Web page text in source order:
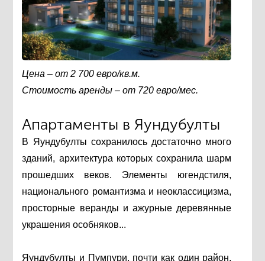
Цена – от 2 700 евро/кв.м.
Стоимость аренды – от 720 евро/мес.
Апартаменты в Яундубулты
В Яундубулты сохранилось достаточно много
зданий, архитектура которых сохранила шарм
прошедших веков. Элементы югендстиля,
национального романтизма и неоклассицизма,
просторные веранды и ажурные деревянные
украшения особняков...
Яундубулты и Пумпури, почти как один район,